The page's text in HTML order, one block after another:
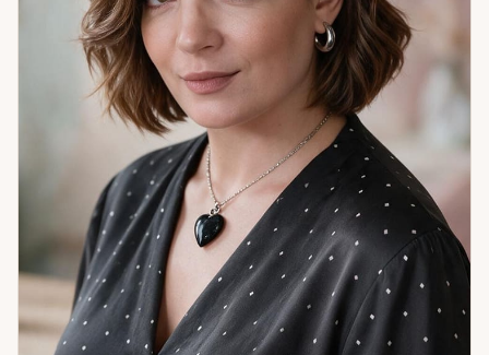
канал, привлечь свою половину и познакомиться с
Ангелом-Хранителем. Регрессивные сеансы позволяют
безопасно и ресурсно убрать блоки в отношениях и
семье, взять энергию прошлой жизни для реализации
целей. Также я работаю со снятием негатива воском,
свинцом, яйцом, свечами, провожу гармонизацию, обряды
на любовь, деньги и защиту. В практике были случаи, когда
консультация помогала клиенту выбрать лучшую работу и
быстро выйти на карьерный рост. Я могу работать через
настройку на энергию человека, а при необходимости
дополнительно смотрю ситуацию на картах и рунах.
Обращайтесь, и я мягко помогу вам найти ответ и
правильное направление.